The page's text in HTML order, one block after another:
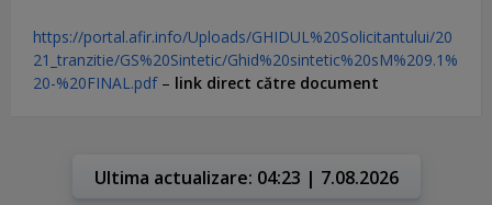
https://portal.afir.info/Uploads/GHIDUL%20Solicitantului/20
21_tranzitie/GS%20Sintetic/Ghid%20sintetic%20sM%209.1%
20-%20FINAL.pdf– link direct către document
Ultima actualizare: 04:23 | 7.08.2026